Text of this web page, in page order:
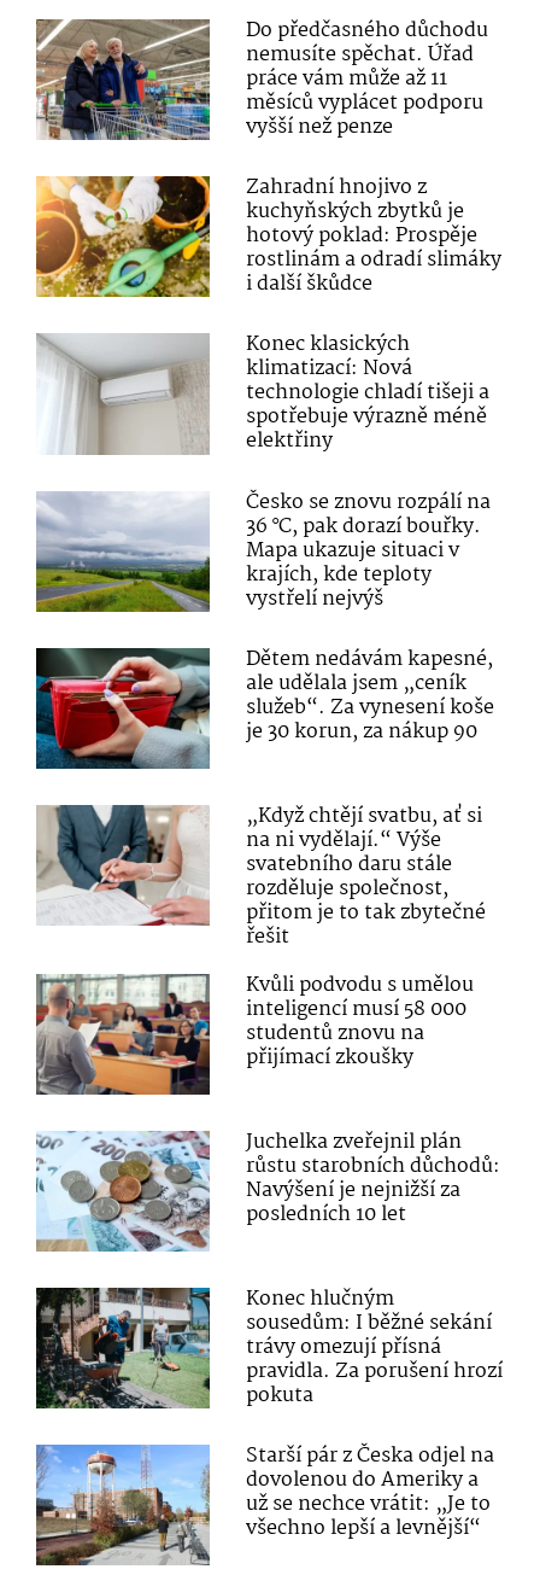
Do předčasného důchodu
nemusíte spěchat. Úřad
práce vám může až 11
měsíců vyplácet podporu
vyšší než penze
Zahradní hnojivo z
kuchyňských zbytků je
hotový poklad: Prospěje
rostlinám a odradí slimáky
i další škůdce
Konec klasických
klimatizací: Nová
technologie chladí tišeji a
spotřebuje výrazně méně
elektřiny
Česko se znovu rozpálí na
36 °C, pak dorazí bouřky.
Mapa ukazuje situaci v
krajích, kde teploty
vystřelí nejvýš
Dětem nedávám kapesné,
ale udělala jsem „ceník
služeb“. Za vynesení koše
je 30 korun, za nákup 90
„Když chtějí svatbu, ať si
na ni vydělají.“ Výše
svatebního daru stále
rozděluje společnost,
přitom je to tak zbytečné
řešit
Kvůli podvodu s umělou
inteligencí musí 58 000
studentů znovu na
přijímací zkoušky
Juchelka zveřejnil plán
růstu starobních důchodů:
Navýšení je nejnižší za
posledních 10 let
Konec hlučným
sousedům: I běžné sekání
trávy omezují přísná
pravidla. Za porušení hrozí
pokuta
Starší pár z Česka odjel na
dovolenou do Ameriky a
už se nechce vrátit: „Je to
všechno lepší a levnější“